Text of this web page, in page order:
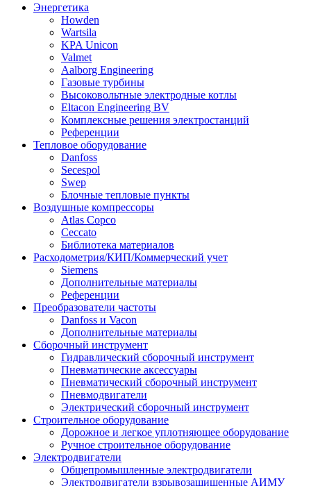
Энергетика
Howden
Wartsila
KPA Unicon
Valmet
Aalborg Engineering
Газовые турбины
Высоковольтные электродные котлы
Eltacon Engineering BV
Комплексные решения электростанций
Референции
Тепловое оборудование
Danfoss
Secespol
Swep
Блочные тепловые пункты
Воздушные компрессоры
Atlas Copco
Ceccato
Библиотека материалов
Расходометрия/КИП/Коммерческий учет
Siemens
Дополнительные материалы
Референции
Преобразователи частоты
Danfoss и Vacon
Дополнительные материалы
Сборочный инструмент
Гидравлический сборочный инструмент
Пневматические аксессуары
Пневматический сборочный инструмент
Пневмодвигатели
Электрический сборочный инструмент
Строительное оборудование
Дорожное и легкое уплотняющее оборудование
Ручное строительное оборудование
Электродвигатели
Общепромышленные электродвигатели
Электродвигатели взрывозащищенные АИМУ